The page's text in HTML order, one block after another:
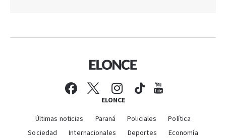
ELONCE
Últimas noticias Paraná Policiales
Política
Sociedad
Internacionales Deportes
Economía